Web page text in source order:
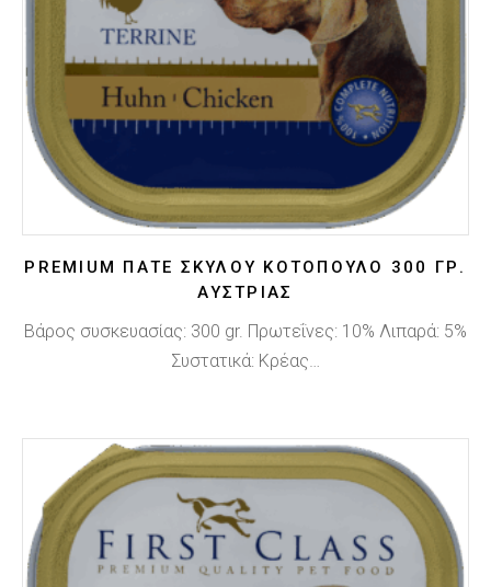
PREMIUM ΠΑΤΈ ΣΚΎΛΟΥ ΚΟΤΌΠΟΥΛΟ 300 ΓΡ.
ΑΥΣΤΡΊΑΣ
Βάρος συσκευασίας: 300 gr. Πρωτεΐνες: 10% Λιπαρά: 5%
Συστατικά: Κρέας…